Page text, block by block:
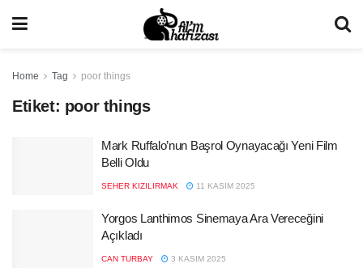
Home Tag poor things
Etiket: poor things
Mark Ruffalo’nun Başrol Oynayacağı Yeni Film
Belli Oldu
SEHER KIZILIRMAK 11 KASIM 2025
Yorgos Lanthimos Sinemaya Ara Vereceğini
Açıkladı
CAN TURBAY 3 KASIM 2025